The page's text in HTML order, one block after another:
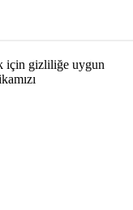
için gizliliğe uygun